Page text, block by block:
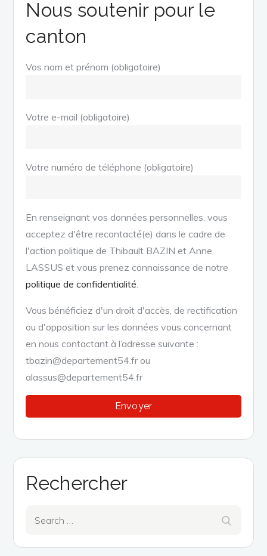
Nous soutenir pour le
canton
Vos nom et prénom (obligatoire)
Votre e-mail (obligatoire)
Votre numéro de téléphone (obligatoire)
En renseignant vos données personnelles, vous
acceptez d'être recontacté(e) dans le cadre de
l'action politique de Thibault BAZIN et Anne
LASSUS et vous prenez connaissance de notre
politique de confidentialité
Vous bénéficiez d'un droit d'accès, de rectification
ou d'opposition sur les données vous concernant
en nous contactant à l’adresse suivante :
tbazin@departement54.fr ou
alassus@departement54.fr
Rechercher